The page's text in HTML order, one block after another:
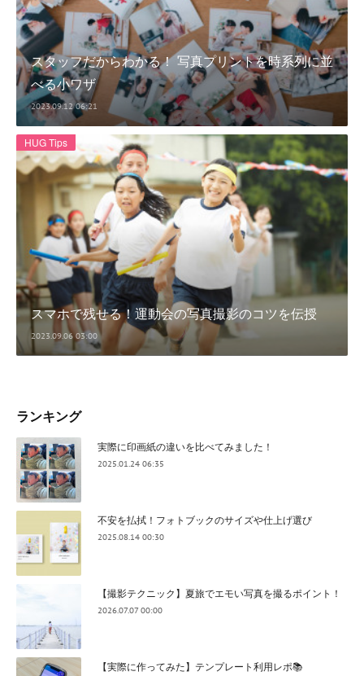
スタッフだからわかる！ 写真プリントを時系列に並
べる小ワザ
2023.09.12 06:21
HUG Tips
スマホで残せる！運動会の写真撮影のコツを伝授
2023.09.06 03:00
ランキング
実際に印画紙の違いを比べてみました！
2025.01.24 06:35
不安を払拭！フォトブックのサイズや仕上げ選び
2025.08.14 00:30
【撮影テクニック】夏旅でエモい写真を撮るポイント！
2026.07.07 00:00
【実際に作ってみた】テンプレート利用レポ📚